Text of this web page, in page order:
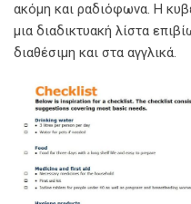
ακόμη και ραδιόφωνα. Η
μια διαδικτυακή λίστα
διαθέσιμη και στα αγγλικά.